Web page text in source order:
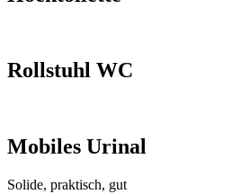
Rollstuhl WC
Mobiles Urinal
Solide, praktisch, gut